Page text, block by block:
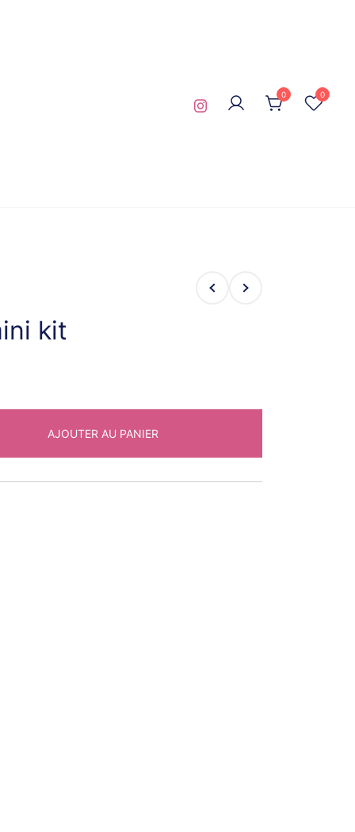
0 0
kit
AJOUTER AU PANIER